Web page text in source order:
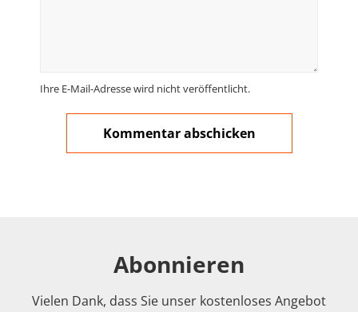
Ihre E-Mail-Adresse wird nicht veröffentlicht.
Abonnieren
Vielen Dank, dass Sie unser kostenloses Angebot